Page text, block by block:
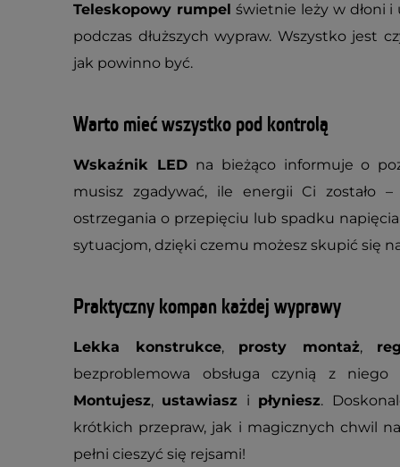
Teleskopowy rumpel świetnie leży w dłoni
podczas dłuższych wypraw. Wszystko jest
jak powinno być.
Warto mieć wszystko pod kontrolą
Wskaźnik LEDna bieżąco informuje o
musisz zgadywać, ile energii Ci zostało
ostrzegania o przepięciu lub spadku
sytuacjom, dzięki czemu możesz skupić się
Praktyczny kompan każdej wyprawy
Lekka konstrukce, prosty montaż,
bezproblemowa obsługa czynią z
Montujesz, ustawiasz i płyniesz.
krótkich przepraw, jak i magicznych chwil
pełni cieszyć się rejsami!